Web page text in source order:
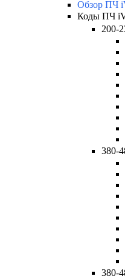
Обзор ПЧ
Коды ПЧ
200-
380-
380-